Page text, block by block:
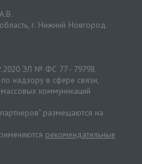
г. Нижний Новгород.
ЭЛ № ФС 77 - 79798.
надзору в сфере связи,
коммуникаций
размещаются на
рекомендательные